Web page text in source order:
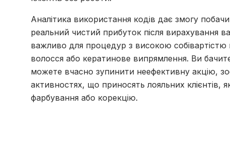
Аналітика використання кодів дає змогу
реальний чистий прибуток після вирахування
важливо для процедур з високою собівартістю
волосся або кератинове випрямлення. Ви
можете вчасно зупинити неефективну акцію,
активностях, що приносять лояльних клієнтів,
фарбування або корекцію.